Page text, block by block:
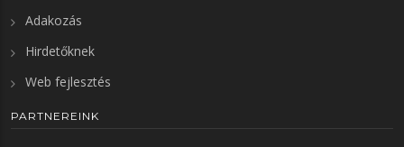
Adakozás
Hirdetőknek
Web fejlesztés
PARTNEREINK